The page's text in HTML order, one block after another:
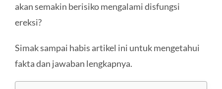
akan semakin berisiko mengalami disfungsi
ereksi?
Simak sampai habis artikel ini untuk mengetahui
fakta dan jawaban lengkapnya.